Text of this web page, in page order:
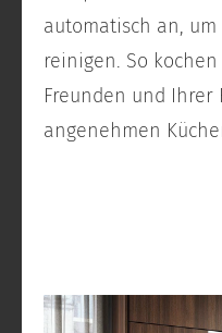
automatisch an,
reinigen. So
Freunden und
angenehmen